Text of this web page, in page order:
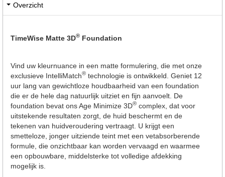
Overzicht
TimeWise Matte 3D® Foundation
Vind uw kleurnuance in een matte formulering, die met onze
exclusieve IntelliMatch® technologie is ontwikkeld. Geniet 12
uur lang van gewichtloze houdbaarheid van een foundation
die er de hele dag natuurlijk uitziet en fijn aanvoelt. De
foundation bevat ons Age Minimize 3D® complex, dat voor
uitstekende resultaten zorgt, de huid beschermt en de
tekenen van huidveroudering vertraagt. U krijgt een
smetteloze, jonger uitziende teint met een vetabsorberende
formule, die onzichtbaar kan worden vervaagd en waarmee
een opbouwbare, middelsterke tot volledige afdekking
mogelijk is.